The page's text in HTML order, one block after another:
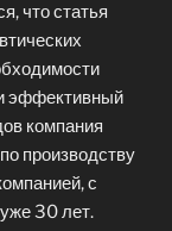
что статья
эффективный
компания
производству
с
30 лет.